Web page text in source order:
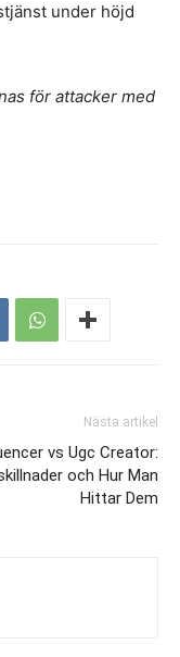
under höjd
för attacker med
Nästa artikel
vs Ugc Creator:
och Hur Man
Hittar Dem